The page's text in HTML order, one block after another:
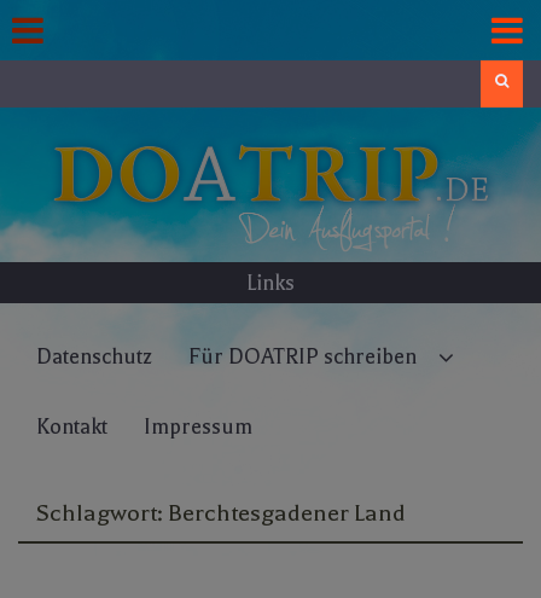
to
content
Links
Datenschutz Für DOATRIP schreiben
Kontakt Impressum
Schlagwort: Berchtesgadener Land